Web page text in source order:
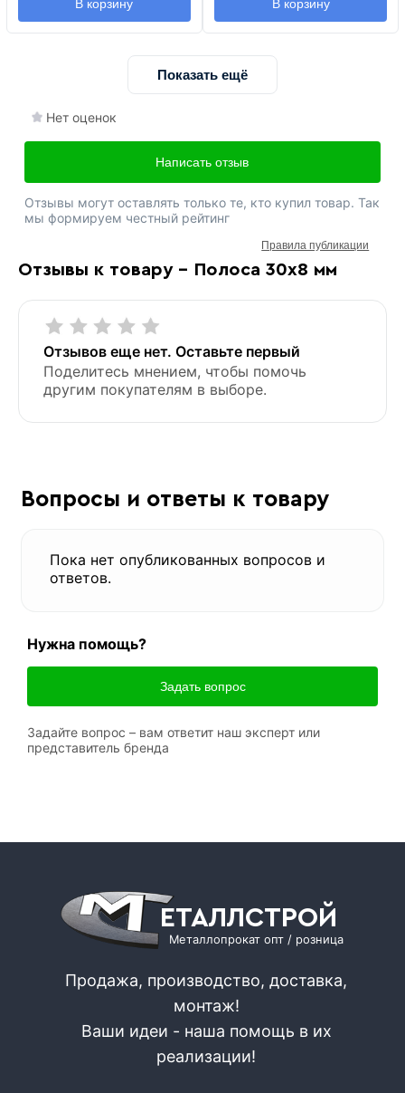
В корзину В корзину
Показать ещё
Отзывы к товару - Полоса 30х8 мм
Отзывов еще нет. Оставьте первый
Поделитесь мнением, чтобы помочь
другим покупателям в выборе.
Нет оценок
Написать отзыв
Отзывы могут оставлять только те, кто купил товар. Так
мы формируем честный рейтинг
Правила публикации
Вопросы и ответы к товару
Пока нет опубликованных вопросов и
ответов.
Нужна помощь?
Задать вопрос
Задайте вопрос – вам ответит наш эксперт или
представитель бренда
ЕТАЛЛСТРОЙ
Металлопрокат опт / розница
Продажа, производство, доставка,
монтаж!
Ваши идеи - наша помощь в их
реализации!